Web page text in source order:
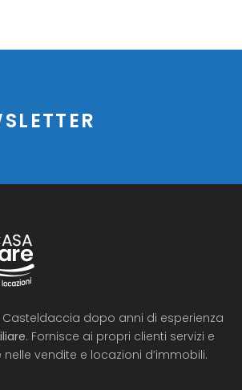
Casteldaccia dopo anni di esperienza
. Fornisce ai propri clienti servizi e
vendite e locazioni d’immobili.